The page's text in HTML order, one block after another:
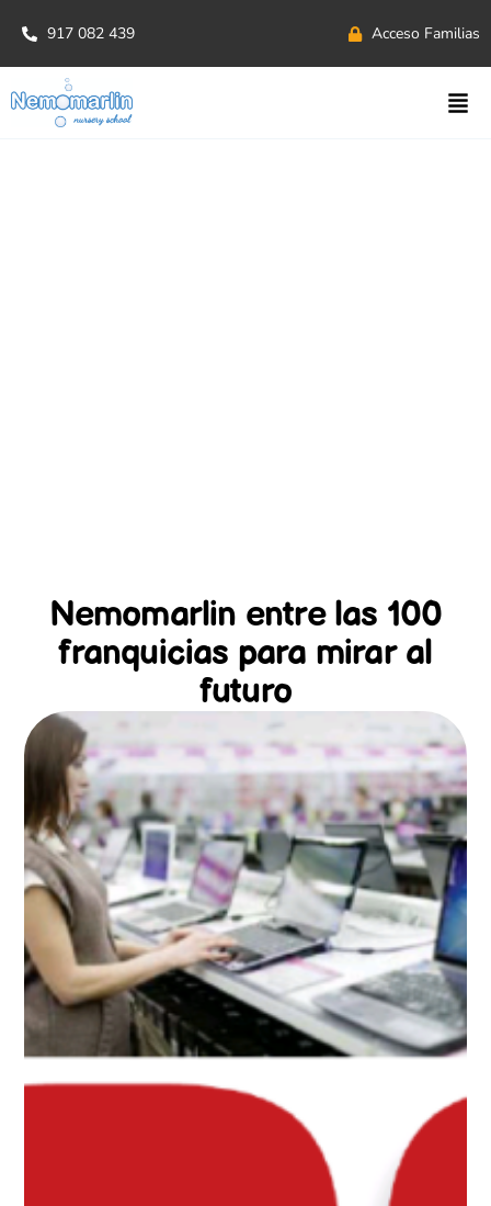
917 082 439 Acceso Familias
Nemomarlin entre las 100
franquicias para mirar al
futuro